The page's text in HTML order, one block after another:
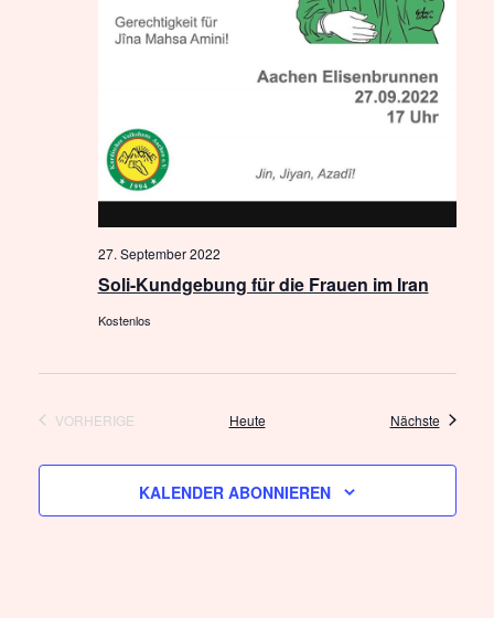
27. September 2022
Soli-Kundgebung für die Frauen im Iran
Kostenlos
VORHERIGE
Heute Nächste
KALENDER ABONNIEREN